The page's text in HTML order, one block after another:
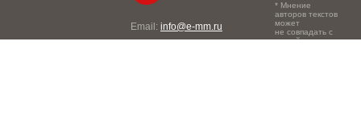
Email: info@e-mm.ru
* Мнение
авторов текстов
может
не совпадать с
точкой зрения